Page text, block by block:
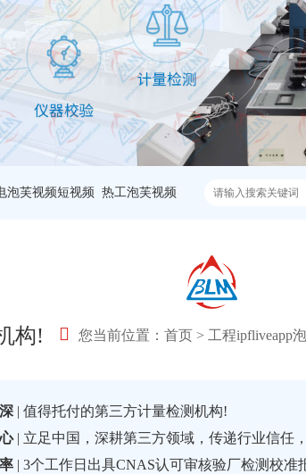
泡芙视频短视频 热工泡芙视频
构! 您当前位置： 首页 > 工程ipfliveapp
| 值得托付的第三方计量检测机构!
| 立足中国，深耕第三方领域，传递行业信任
| 3个工作日出具CNAS认可审核验厂检测校准